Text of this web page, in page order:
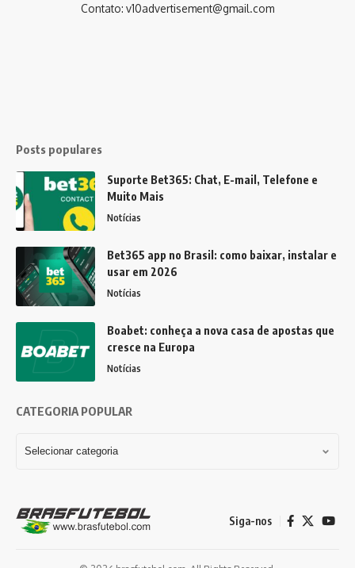
Contato: v10advertisement@gmail.com
Posts populares
Suporte Bet365: Chat, E-mail, Telefone e
Muito Mais
Notícias
Bet365 app no Brasil: como baixar, instalar e
usar em 2026
Notícias
Boabet: conheça a nova casa de apostas que
cresce na Europa
Notícias
CATEGORIA POPULAR
Siga-nos